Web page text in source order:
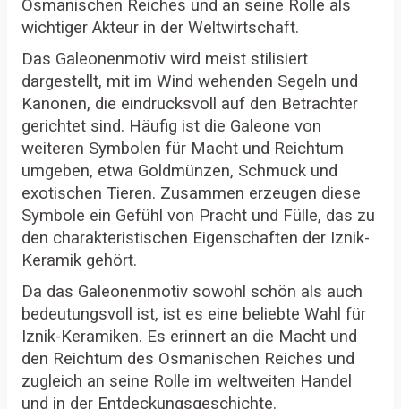
Osmanischen Reiches und an seine Rolle als
wichtiger Akteur in der Weltwirtschaft.
Das Galeonenmotiv wird meist stilisiert
dargestellt, mit im Wind wehenden Segeln und
Kanonen, die eindrucksvoll auf den Betrachter
gerichtet sind. Häufig ist die Galeone von
weiteren Symbolen für Macht und Reichtum
umgeben, etwa Goldmünzen, Schmuck und
exotischen Tieren. Zusammen erzeugen diese
Symbole ein Gefühl von Pracht und Fülle, das zu
den charakteristischen Eigenschaften der Iznik-
Keramik gehört.
Da das Galeonenmotiv sowohl schön als auch
bedeutungsvoll ist, ist es eine beliebte Wahl für
Iznik-Keramiken. Es erinnert an die Macht und
den Reichtum des Osmanischen Reiches und
zugleich an seine Rolle im weltweiten Handel
und in der Entdeckungsgeschichte.